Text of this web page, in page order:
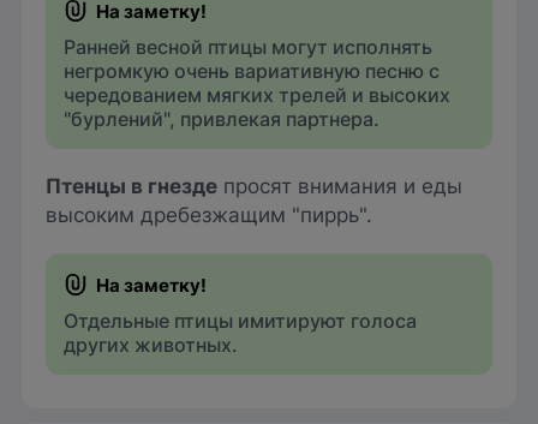
Ранней весной птицы могут исполнять
негромкую очень вариативную песню с
чередованием мягких трелей и высоких
"бурлений", привлекая партнера.
Птенцы в гнезде просят внимания и еды
высоким дребезжащим "пиррь".
Отдельные птицы имитируют голоса
других животных.